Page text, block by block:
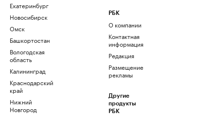
Екатеринбург
Новосибирск
Омск
Башкортостан
Вологодская
область
Калининград
Краснодарский
край
Нижний
Новгород
РБК
О компании
Контактная
информация
Редакция
Размещение
рекламы
Другие
продукты
РБК